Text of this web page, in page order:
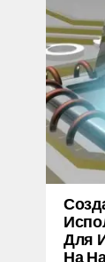
Для
На